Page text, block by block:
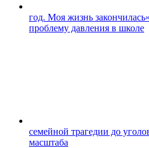
год. Моя жизнь
проблему давления в школе
семейной трагедии до
масштаба